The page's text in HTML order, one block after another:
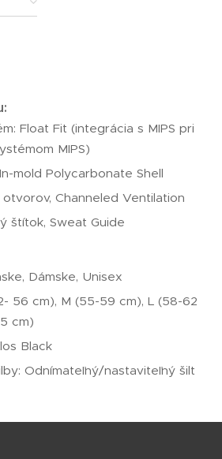
Float Fit (integrácia s MIPS pri
MIPS)
mold Polycarbonate Shell
otvorov, Channeled Ventilation
štítok, Sweat Guide
Dámske, Unisex
56 cm), M (55-59 cm), L (58-62
cm)
Black
Odnímateľný/nastaviteľný šilt